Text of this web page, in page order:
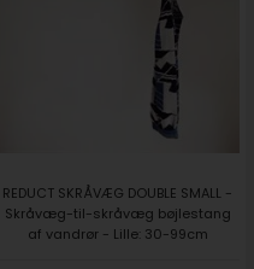
REDUCT SKRÅVÆG DOUBLE SMALL -
Skråvæg-til-skråvæg bøjlestang
af vandrør - Lille: 30-99cm